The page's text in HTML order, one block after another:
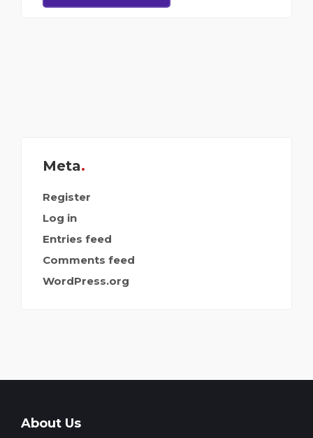
Meta
Register
Log in
Entries feed
Comments feed
WordPress.org
About Us